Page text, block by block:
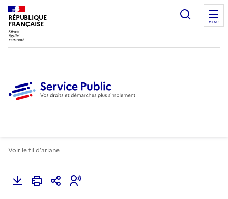
RÉPUBLIQUE
FRANÇAISE
Ouvrir
MENU
Voir le fil d'ariane